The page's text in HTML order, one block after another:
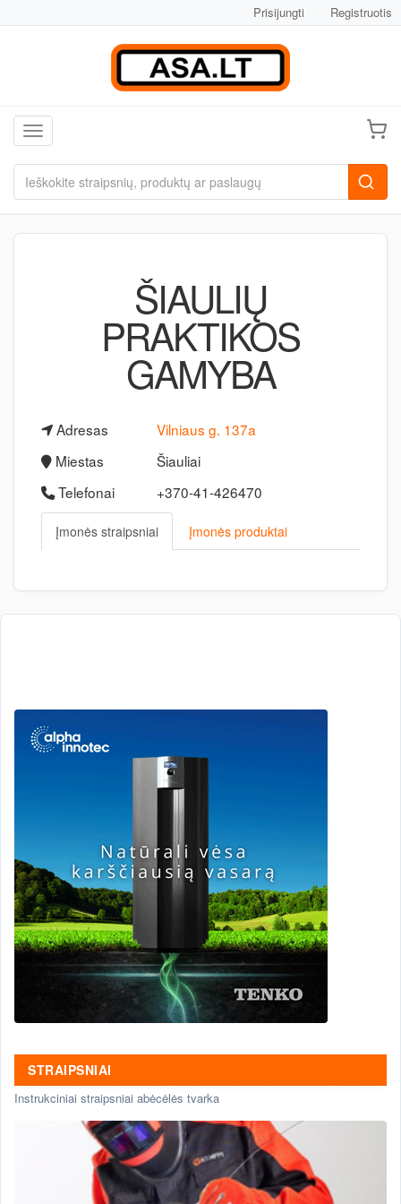
Prisijungti Registruotis
Toggle navigation
ŠIAULIŲ
PRAKTIKOS
GAMYBA
Adresas
Vilniaus g. 137a
Miestas
Šiauliai
Telefonai
+370-41-426470
Įmonės straipsniai Įmonės produktai
STRAIPSNIAI
Instrukciniai straipsniai abėcėlės tvarka